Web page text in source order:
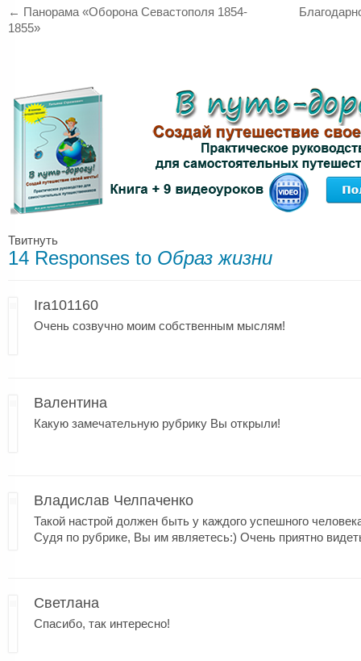
← Панорама «Оборона Севастополя 1854-
1855»
Твитнуть
14 Responses to Образ жизни
Ira101160
Очень созвучно моим собственным мыслям!
Валентина
Какую замечательную рубрику Вы открыли!
Владислав Челпаченко
Такой настрой должен быть у каждого успешного
Судя по рубрике, Вы им являетесь:) Очень приятно
Светлана
Спасибо, так интересно!